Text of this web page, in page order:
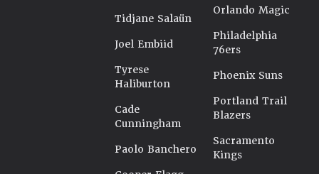
Tidjane Salaün
Joel Embiid
Tyrese
Haliburton
Cade
Cunningham
Paolo Banchero
Orlando Magic
Philadelphia
76ers
Phoenix Suns
Portland Trail
Blazers
Sacramento
Kings